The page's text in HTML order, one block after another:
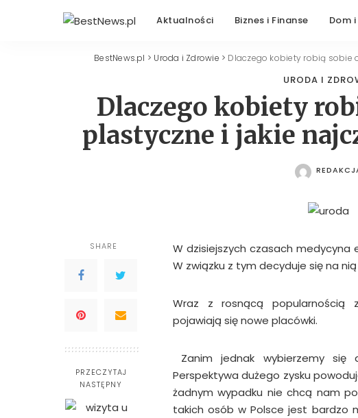
Aktualności Biznes i Finanse Dom
BestNews.pl > Uroda i Zdrowie > Dlaczego kobiety robią sobie
URODA I
Dlaczego kobiety
plastyczne i jakie
POSTED
SHARE
PRZECZYTAJ
NASTĘPNY
W dzisiejszych czasach
W związku z tym decyduje się na
Wraz z rosnącą popularnością
pojawiają się nowe placówki.
Zanim jednak wybierzemy
Perspektywa dużego zysku
żadnym wypadku nie chcą nam
takich osób w Polsce jest bardzo